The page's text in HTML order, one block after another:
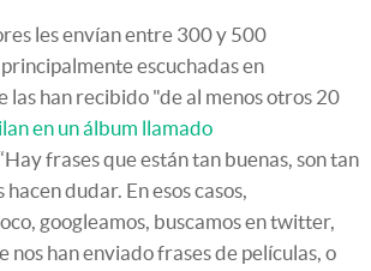
les envían entre 300 y 500
escuchadas en
las han recibido "de al menos otros 20
en un álbum llamado
frases que están tan buenas, son tan
dudar. En esos casos,
googleamos, buscamos en twitter,
nos han enviado frases de películas, o